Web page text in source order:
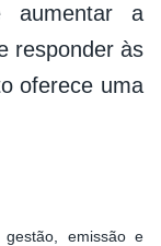
aumentar a
responder às
oferece uma
emissão e